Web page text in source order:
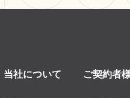
当社について ご契約者